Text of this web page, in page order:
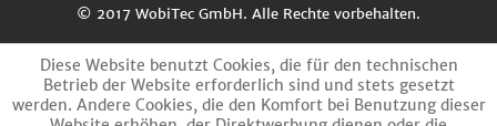
© 2017 WobiTec GmbH. Alle Rechte vorbehalten.
Diese Website benutzt Cookies, die für den technischen
Betrieb der Website erforderlich sind und stets gesetzt
werden. Andere Cookies, die den Komfort bei Benutzung dieser